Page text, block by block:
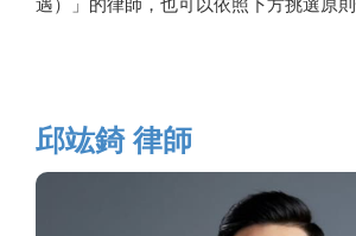
邱竑錡 律師